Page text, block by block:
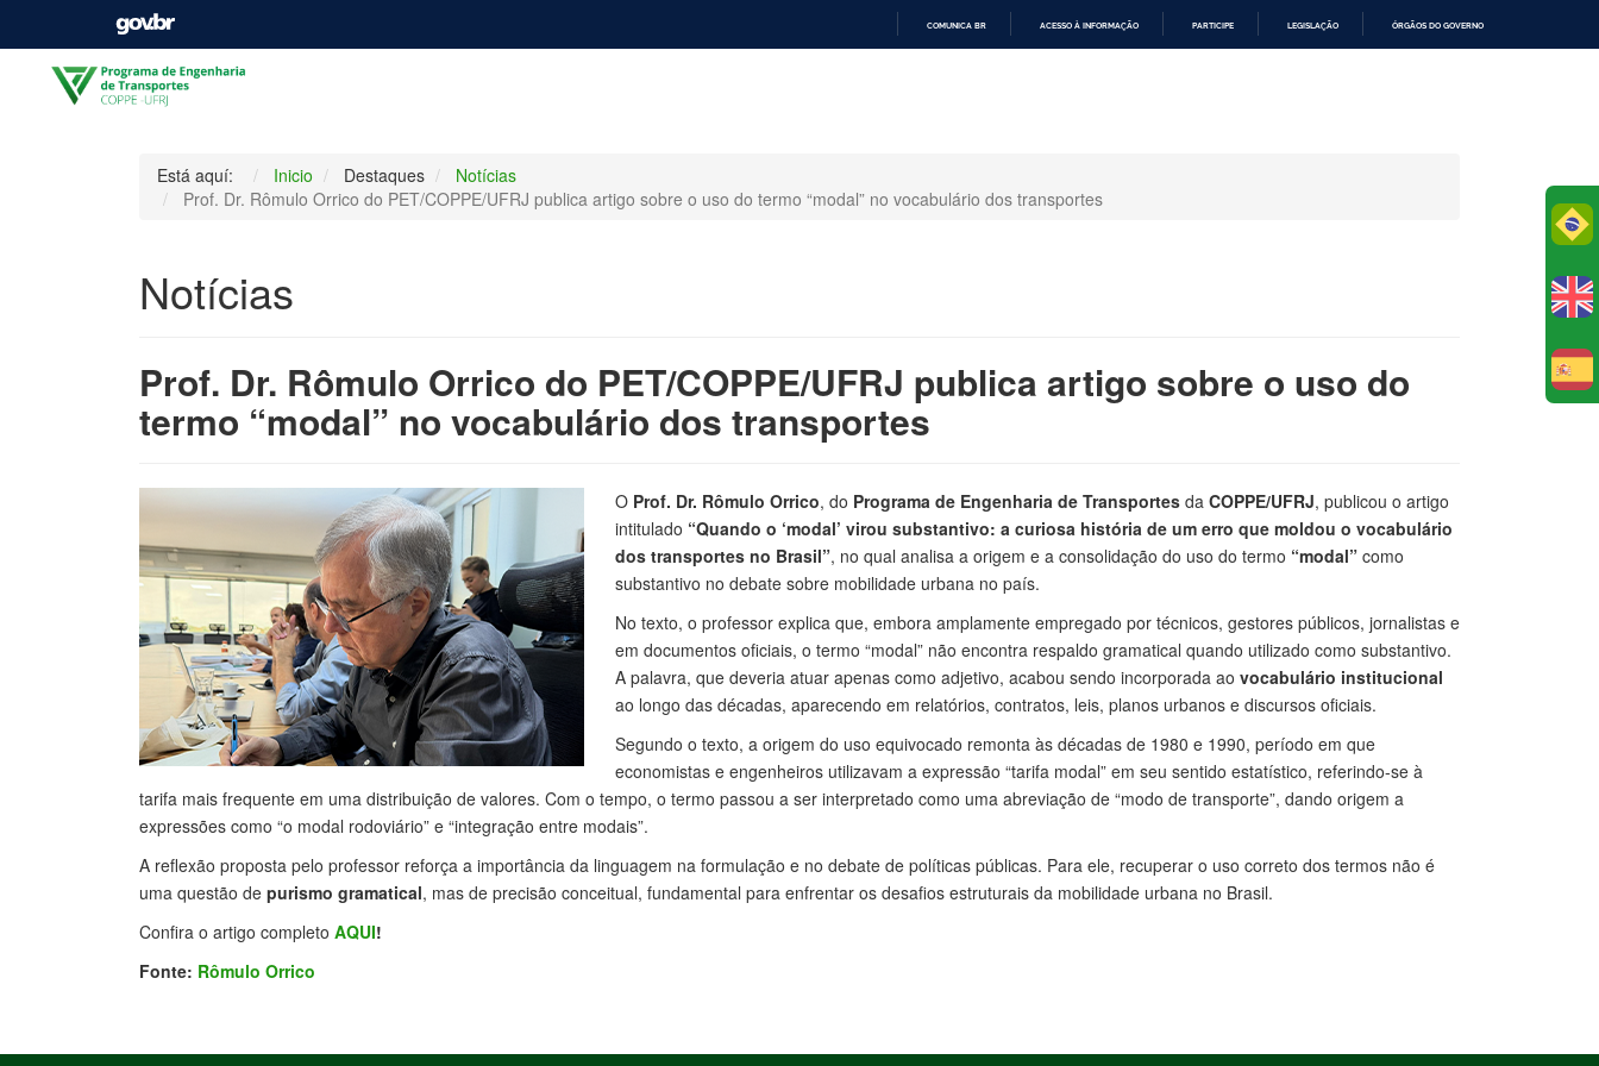
COMUNICA BR ACESSO À INFORMAÇÃO PARTICIPE LEGISLAÇÃO ÓRGÃOS DO GOVERNO
Está aquí: Inicio Destaques
Notícias
Prof. Dr. Rômulo Orrico do PET/COPPE/UFRJ publica artigo sobre o uso do termo “modal” no vocabulário dos transportes
Notícias
Prof. Dr. Rômulo Orrico do PET/COPPE/UFRJ publica artigo sobre o uso do
termo “modal” no vocabulário dos transportes
O Prof. Dr. Rômulo Orrico, do Programa de Engenharia de Transportes da COPPE/UFRJ, publicou o artigo
intitulado “Quando o ‘modal’ virou substantivo: a curiosa história de um erro que moldou o vocabulário
dos transportes no Brasil”, no qual analisa a origem e a consolidação do uso do termo “modal” como
substantivo no debate sobre mobilidade urbana no país.
No texto, o professor explica que, embora amplamente empregado por técnicos, gestores públicos, jornalistas e
em documentos oficiais, o termo “modal” não encontra respaldo gramatical quando utilizado como substantivo.
A palavra, que deveria atuar apenas como adjetivo, acabou sendo incorporada ao vocabulário institucional
ao longo das décadas, aparecendo em relatórios, contratos, leis, planos urbanos e discursos oficiais.
Segundo o texto, a origem do uso equivocado remonta às décadas de 1980 e 1990, período em que
economistas e engenheiros utilizavam a expressão “tarifa modal” em seu sentido estatístico, referindo-se à
tarifa mais frequente em uma distribuição de valores. Com o tempo, o termo passou a ser interpretado como uma abreviação de “modo de transporte”, dando origem a
expressões como “o modal rodoviário” e “integração entre modais”.
A reflexão proposta pelo professor reforça a importância da linguagem na formulação e no debate de políticas públicas. Para ele, recuperar o uso correto dos termos não é
uma questão de purismo gramatical, mas de precisão conceitual, fundamental para enfrentar os desafios estruturais da mobilidade urbana no Brasil.
Confira o artigo completo AQUI!
Fonte: Rômulo Orrico